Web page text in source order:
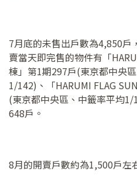
7月底的未售出戶數為4,850戶
賣當天即完售的物件有「
棟」第1期297戶(東京都中央
1/142)、「HARUMI FLAG
(東京都中央區、中籤率平均
648戶。
8月的開賣戶數約為1,500戶左